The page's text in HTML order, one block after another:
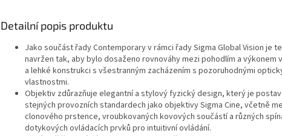
Detailní popis produktu
Jako součást řady Contemporary v rámci řady Sigma Global Vision je
navržen tak, aby bylo dosaženo rovnováhy mezi pohodlím a výkonem
a lehké konstrukci s všestranným zacházením s pozoruhodnými
vlastnostmi.
Objektiv zdůrazňuje elegantní a stylový fyzický design, který je
stejných provozních standardech jako objektivy Sigma Cine, včetně
clonového prstence, vroubkovaných kovových součástí a různých
dotykových ovládacích prvků pro intuitivní ovládání.